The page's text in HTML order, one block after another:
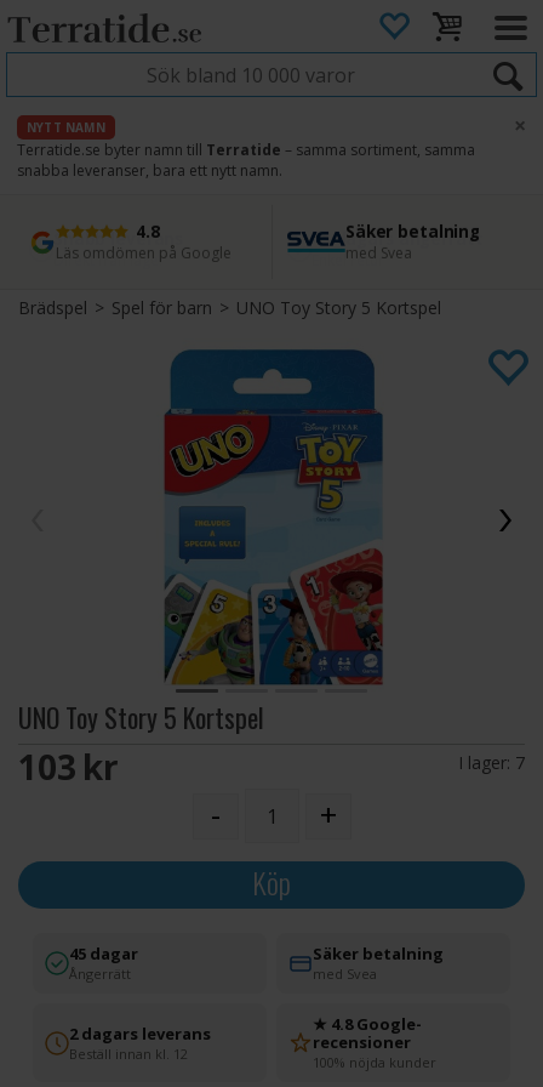
NYTT NAMN
Terratide.se byter namn till Terratide – samma sortiment, samma
snabba leveranser, bara ett nytt namn.
×
4.8
Läs omdömen på Google
Säker betalning
med Svea
Snabb leverans
Direkt från lager
45 dagars ångerrätt
Enkel retur
Brädspel>Spel för barn>UNO Toy Story 5 Kortspel
UNO Toy Story 5 Kortspel
103 SEK I lager: 7
- +
Köp
45 dagar
Ångerrätt
Säker betalning
med Svea
2 dagars leverans
Beställ innan kl. 12
★ 4.8 Google-
recensioner
100% nöjda kunder